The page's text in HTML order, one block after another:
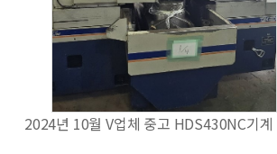
2024년 10월 V업체 중고 HDS430NC기계